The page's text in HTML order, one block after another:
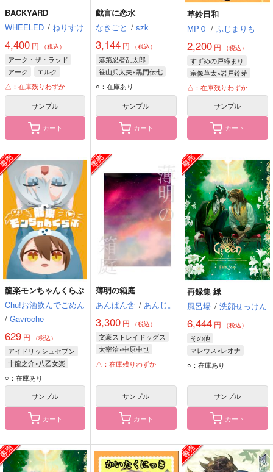
BACKYARD
WHEELED / ねりすけ
4,400 円 （税込）
アーク・ザ・ラッド
アーク
エルク
△：在庫残りわずか
サンプル
カート
戯言に恋水
なきごと / szk
3,144 円 （税込）
落第忍者乱太郎
笹山兵太夫×黒門伝七
笹山兵太夫
○：在庫あり
サンプル
カート
草鈴日和
MP０ / ふじまりも
2,200円 （税込）
すずめの戸締まり
宗像草太×岩戸鈴芽
岩戸鈴芽
宗像草太
△：在庫残りわずか
サンプル
カート
龍楽モンちゃんくらぶ
Chu!お酒飲んでごめん
/ Gavroche
629 円 （税込）
アイドリッシュセブン
十龍之介×八乙女楽
十龍之介
○：在庫あり
サンプル
カート
薄明の箱庭
あんぱん舎 / あんじ。
3,300 円 （税込）
文豪ストレイドッグス
太宰治×中原中也
太宰治
中原中也
△：在庫残りわずか
サンプル
カート
再録集 緑
風呂場 / 洗顔せっけん
6,444円 （税込）
その他
マレウス×レオナ
マレウス・ドラコニア
○：在庫あり
サンプル
カート